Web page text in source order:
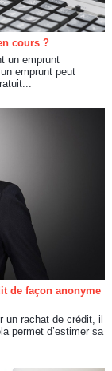
cours ?
un emprunt
emprunt peut
de façon anonyme
un rachat de crédit, il
permet d’estimer sa